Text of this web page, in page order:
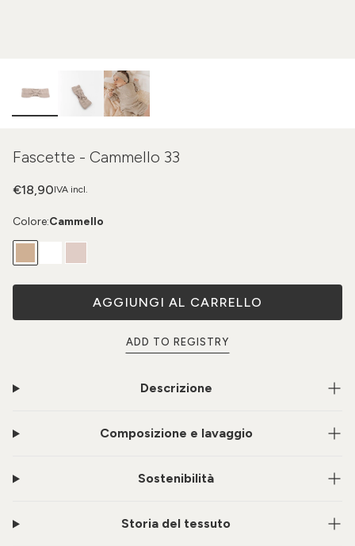
Fascette - Cammello 33
IVA incl.
€18,90
Colore:Cammello
AGGIUNGI AL CARRELLO
ADD TO REGISTRY
Descrizione
Composizione e lavaggio
Sostenibilità
Storia del tessuto